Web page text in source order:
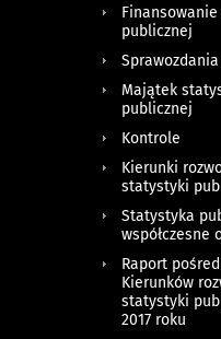
publicznej
Majątek
publicznej
Kontrole
Kierunki
statystyki
Statystyka
współczesne
Raport
Kierunków
statystyki
2017 roku